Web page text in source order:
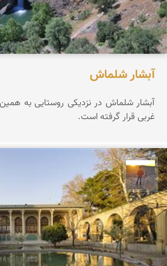
آبشار شلماش
آبشار شلماش در نزدیکی روستایی به
غربی قرار گرفته است.
مهدی مخلصیان